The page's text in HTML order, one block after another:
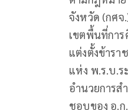
จังหวัด (กศจ
เขตพื้นที่กา
แต่งตั้งข้ารา
แห่ง พ.ร.บ.ร
อํานวยการ
ชอบของ อ.